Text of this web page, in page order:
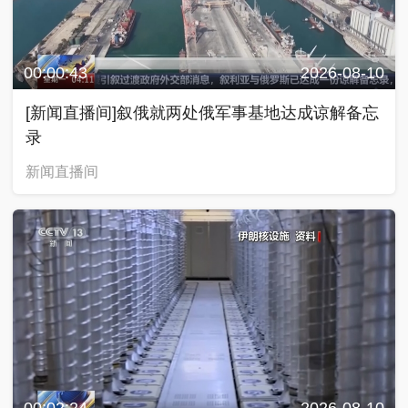
00:00:43 2026-08-10
[新闻直播间]叙俄就两处俄军事基地达成谅解备忘
录
新闻直播间